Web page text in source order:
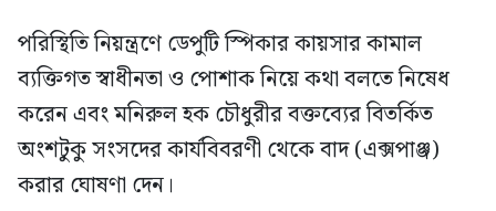
পরিস্থিতি নিয়ন্ত্রণে ডেপুটি স্পিকার কায়সার কামাল
ব্যক্তিগত স্বাধীনতা ও পোশাক নিয়ে কথা বলতে নিষেধ
করেন এবং মনিরুল হক চৌধুরীর বক্তব্যের বিতর্কিত
অংশটুকু সংসদের কার্যবিবরণী থেকে বাদ (এক্সপাঞ্জ)
করার ঘোষণা দেন।